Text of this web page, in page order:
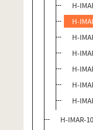
H-
H-
H-
H-
H-
H-
H-
H-IMAR-